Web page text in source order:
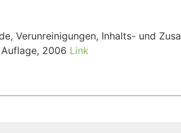
Verunreinigungen, Inhalts- und
2006 Link